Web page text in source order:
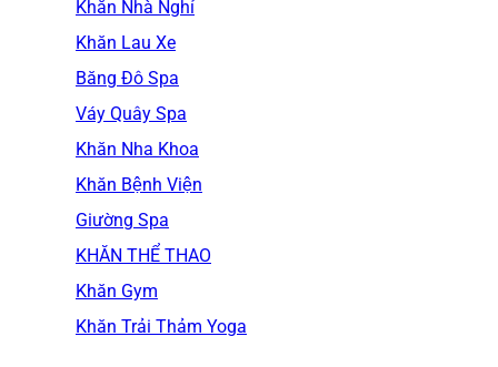
Khăn Nhà Nghỉ
Khăn Lau Xe
Băng Đô Spa
Váy Quây Spa
Khăn Nha Khoa
Khăn Bệnh Viện
Giường Spa
KHĂN THỂ THAO
Khăn Gym
Khăn Trải Thảm Yoga